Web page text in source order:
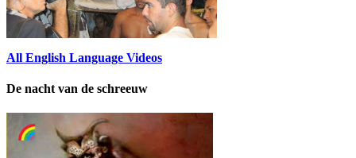
All English Language Videos
De nacht van de schreeuw